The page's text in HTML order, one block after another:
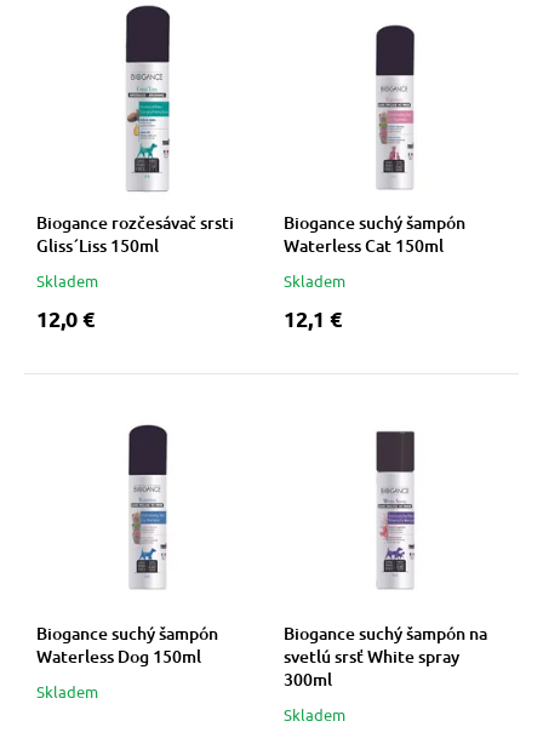
Biogance rozčesávač srsti
Gliss´Liss 150ml
Skladem
12,0 €
Biogance suchý šampón
Waterless Cat 150ml
Skladem
12,1 €
Biogance suchý šampón
Waterless Dog 150ml
Skladem
Biogance suchý šampón na
svetlú srsť White spray
300ml
Skladem